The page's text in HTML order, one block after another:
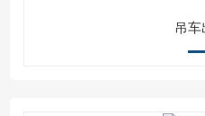
吊车